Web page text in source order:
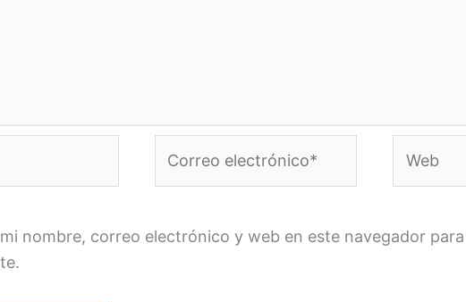
electrónico*
nombre, correo electrónico y web en este navegador